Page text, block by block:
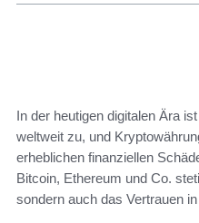
In der heutigen digitalen Ära
weltweit zu, und
erheblichen finanziellen
Bitcoin, Ethereum und Co.
sondern auch das Vertrauen